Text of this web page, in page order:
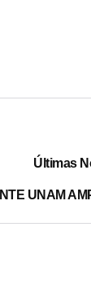
Últimas
UNAM